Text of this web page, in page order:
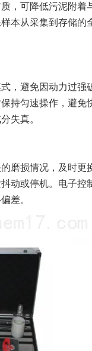
，可降低污泥附着
本从采集到存储的
避免因动力过强
持匀速操作，避免
失真。
损情况，及时更
动或停机。电子控
差。